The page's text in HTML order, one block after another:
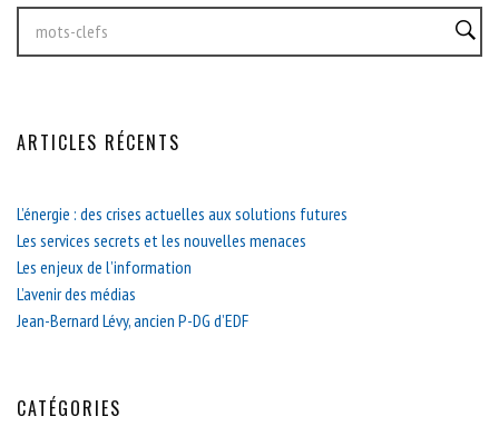
ARTICLES RÉCENTS
L’énergie : des crises actuelles aux solutions futures
Les services secrets et les nouvelles menaces
Les enjeux de l’information
L’avenir des médias
Jean-Bernard Lévy, ancien P-DG d’EDF
CATÉGORIES